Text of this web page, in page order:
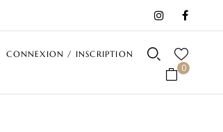
CONNEXION / INSCRIPTION
0